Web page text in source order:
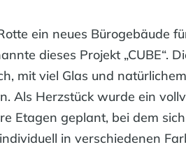
ein neues Bürogebäude
dieses Projekt „CUBE“.
mit viel Glas und natürlichem
Als Herzstück wurde ein
Etagen geplant, bei dem
in verschiedenen